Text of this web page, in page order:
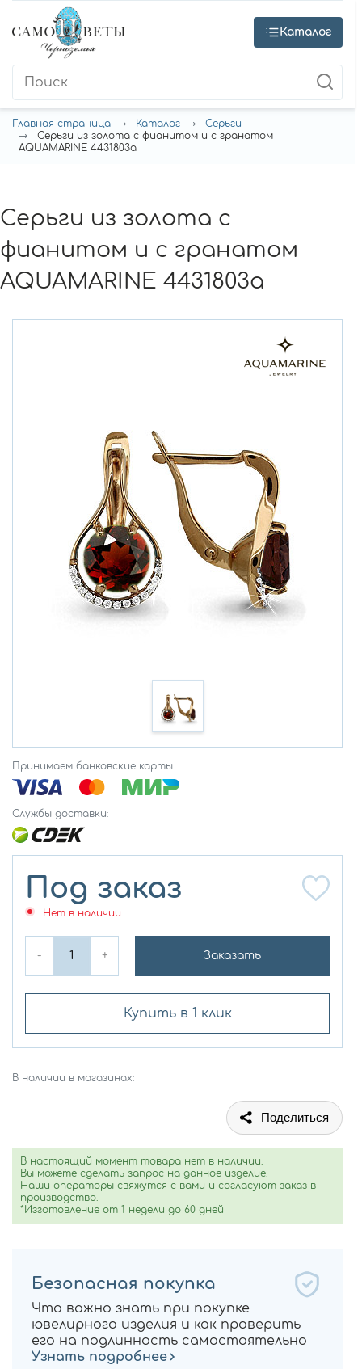
Каталог
Главная страница Каталог
Серьги
Серьги из золота с фианитом и с гранатом
AQUAMARINE 4431803а
Серьги из золота с
фианитом и с гранатом
AQUAMARINE 4431803а
Принимаем банковские карты:
Службы доставки:
Под заказ
Нет в наличии
- + Заказать
Купить в 1 клик
В наличии в магазинах:
Поделиться
В настоящий момент товара нет в наличии.
Вы можете сделать запрос на данное изделие.
Наши операторы свяжутся с вами и согласуют заказ в
производство.
*Изготовление от 1 недели до 60 дней
Безопасная покупка
Что важно знать при покупке
ювелирного изделия и как проверить
его на подлинность самостоятельно
Узнать подробнее